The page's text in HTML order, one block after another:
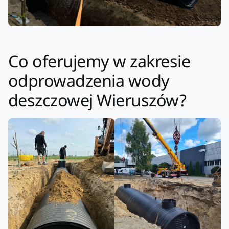
Co oferujemy w zakresie
odprowadzenia wody
deszczowej Wieruszów?